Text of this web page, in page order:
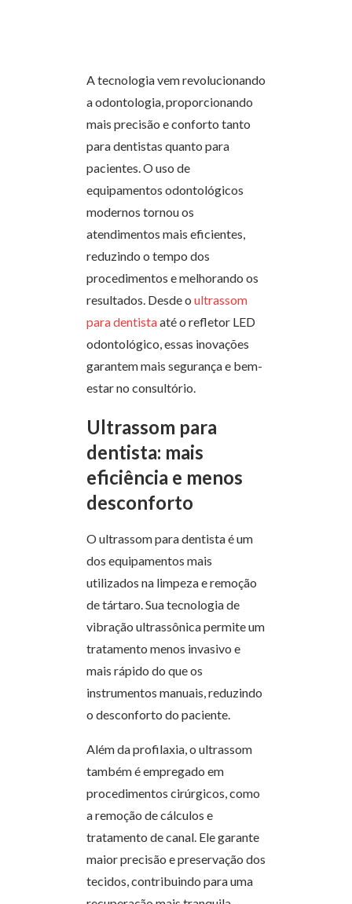
A tecnologia vem revolucionando
a odontologia, proporcionando
mais precisão e conforto tanto
para dentistas quanto para
pacientes. O uso de
equipamentos odontológicos
modernos tornou os
atendimentos mais eficientes,
reduzindo o tempo dos
procedimentos e melhorando os
resultados. Desde o ultrassom
para dentistaaté o refletor LED
odontológico, essas inovações
garantem mais segurança e bem-
estar no consultório.
Ultrassom para
dentista: mais
eficiência e menos
desconforto
O ultrassom para dentista é um
dos equipamentos mais
utilizados na limpeza e remoção
de tártaro. Sua tecnologia de
vibração ultrassônica permite um
tratamento menos invasivo e
mais rápido do que os
instrumentos manuais, reduzindo
o desconforto do paciente.
Além da profilaxia, o ultrassom
também é empregado em
procedimentos cirúrgicos, como
a remoção de cálculos e
tratamento de canal. Ele garante
maior precisão e preservação dos
tecidos, contribuindo para uma